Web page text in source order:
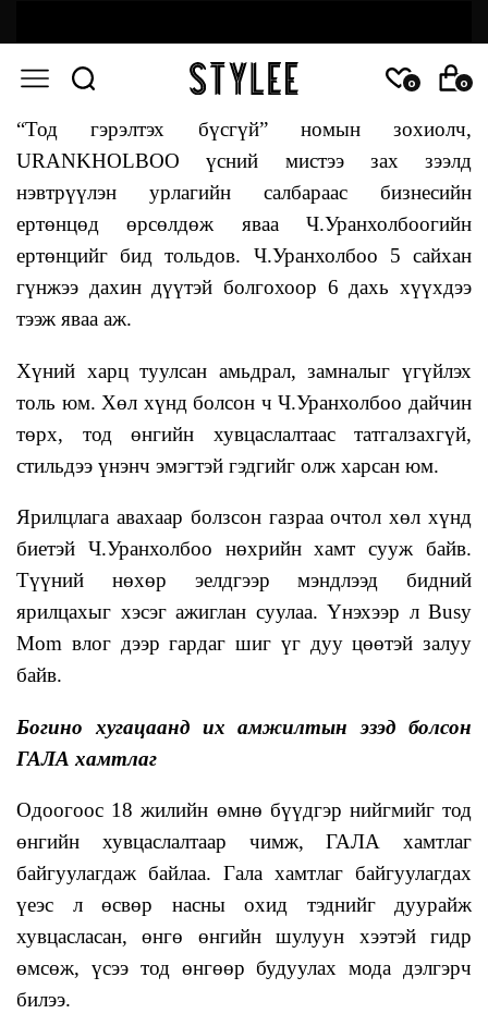
0 0
“Тод гэрэлтэх бүсгүй” номын зохиолч,
URANKHOLBOO үсний мистээ зах зээлд
нэвтрүүлэн урлагийн салбараас бизнесийн
ертөнцөд өрсөлдөж яваа Ч.Уранхолбоогийн
ертөнцийг бид тольдов. Ч.Уранхолбоо 5 сайхан
гүнжээ дахин дүүтэй болгохоор 6 дахь хүүхдээ
тээж яваа аж.
Хүний харц туулсан амьдрал, замналыг үгүйлэх
толь юм. Хөл хүнд болсон ч Ч.Уранхолбоо дайчин
төрх, тод өнгийн хувцаслалтаас татгалзахгүй,
стильдээ үнэнч эмэгтэй гэдгийг олж харсан юм.
Ярилцлага авахаар болзсон газраа очтол хөл хүнд
биетэй Ч.Уранхолбоо нөхрийн хамт сууж байв.
Түүний нөхөр эелдгээр мэндлээд бидний
ярилцахыг хэсэг ажиглан суулаа. Үнэхээр л Busy
Mom влог дээр гардаг шиг үг дуу цөөтэй залуу
байв.
Богино хугацаанд их амжилтын эзэд болсон
ГАЛА хамтлаг
Одоогоос 18 жилийн өмнө бүүдгэр нийгмийг тод
өнгийн хувцаслалтаар чимж, ГАЛА хамтлаг
байгуулагдаж байлаа. Гала хамтлаг байгуулагдах
үеэс л өсвөр насны охид тэднийг дуурайж
хувцасласан, өнгө өнгийн шулуун хээтэй гидр
өмсөж, үсээ тод өнгөөр будуулах мода дэлгэрч
билээ.